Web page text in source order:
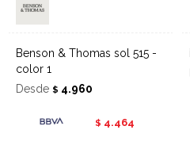
Benson & Thomas sol 515 -
color 1
Desde $ 4.960
$ 4.464